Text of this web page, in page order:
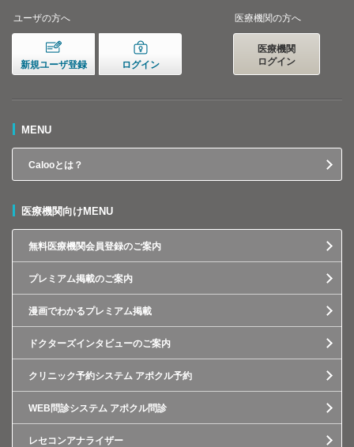
ユーザの方へ
新規ユーザ登録 ログイン
医療機関の方へ
医療機関
ログイン
MENU
Calooとは？
医療機関向けMENU
無料医療機関会員登録のご案内
プレミアム掲載のご案内
漫画でわかるプレミアム掲載
ドクターズインタビューのご案内
クリニック予約システム アポクル予約
WEB問診システム アポクル問診
レセコンアナライザー